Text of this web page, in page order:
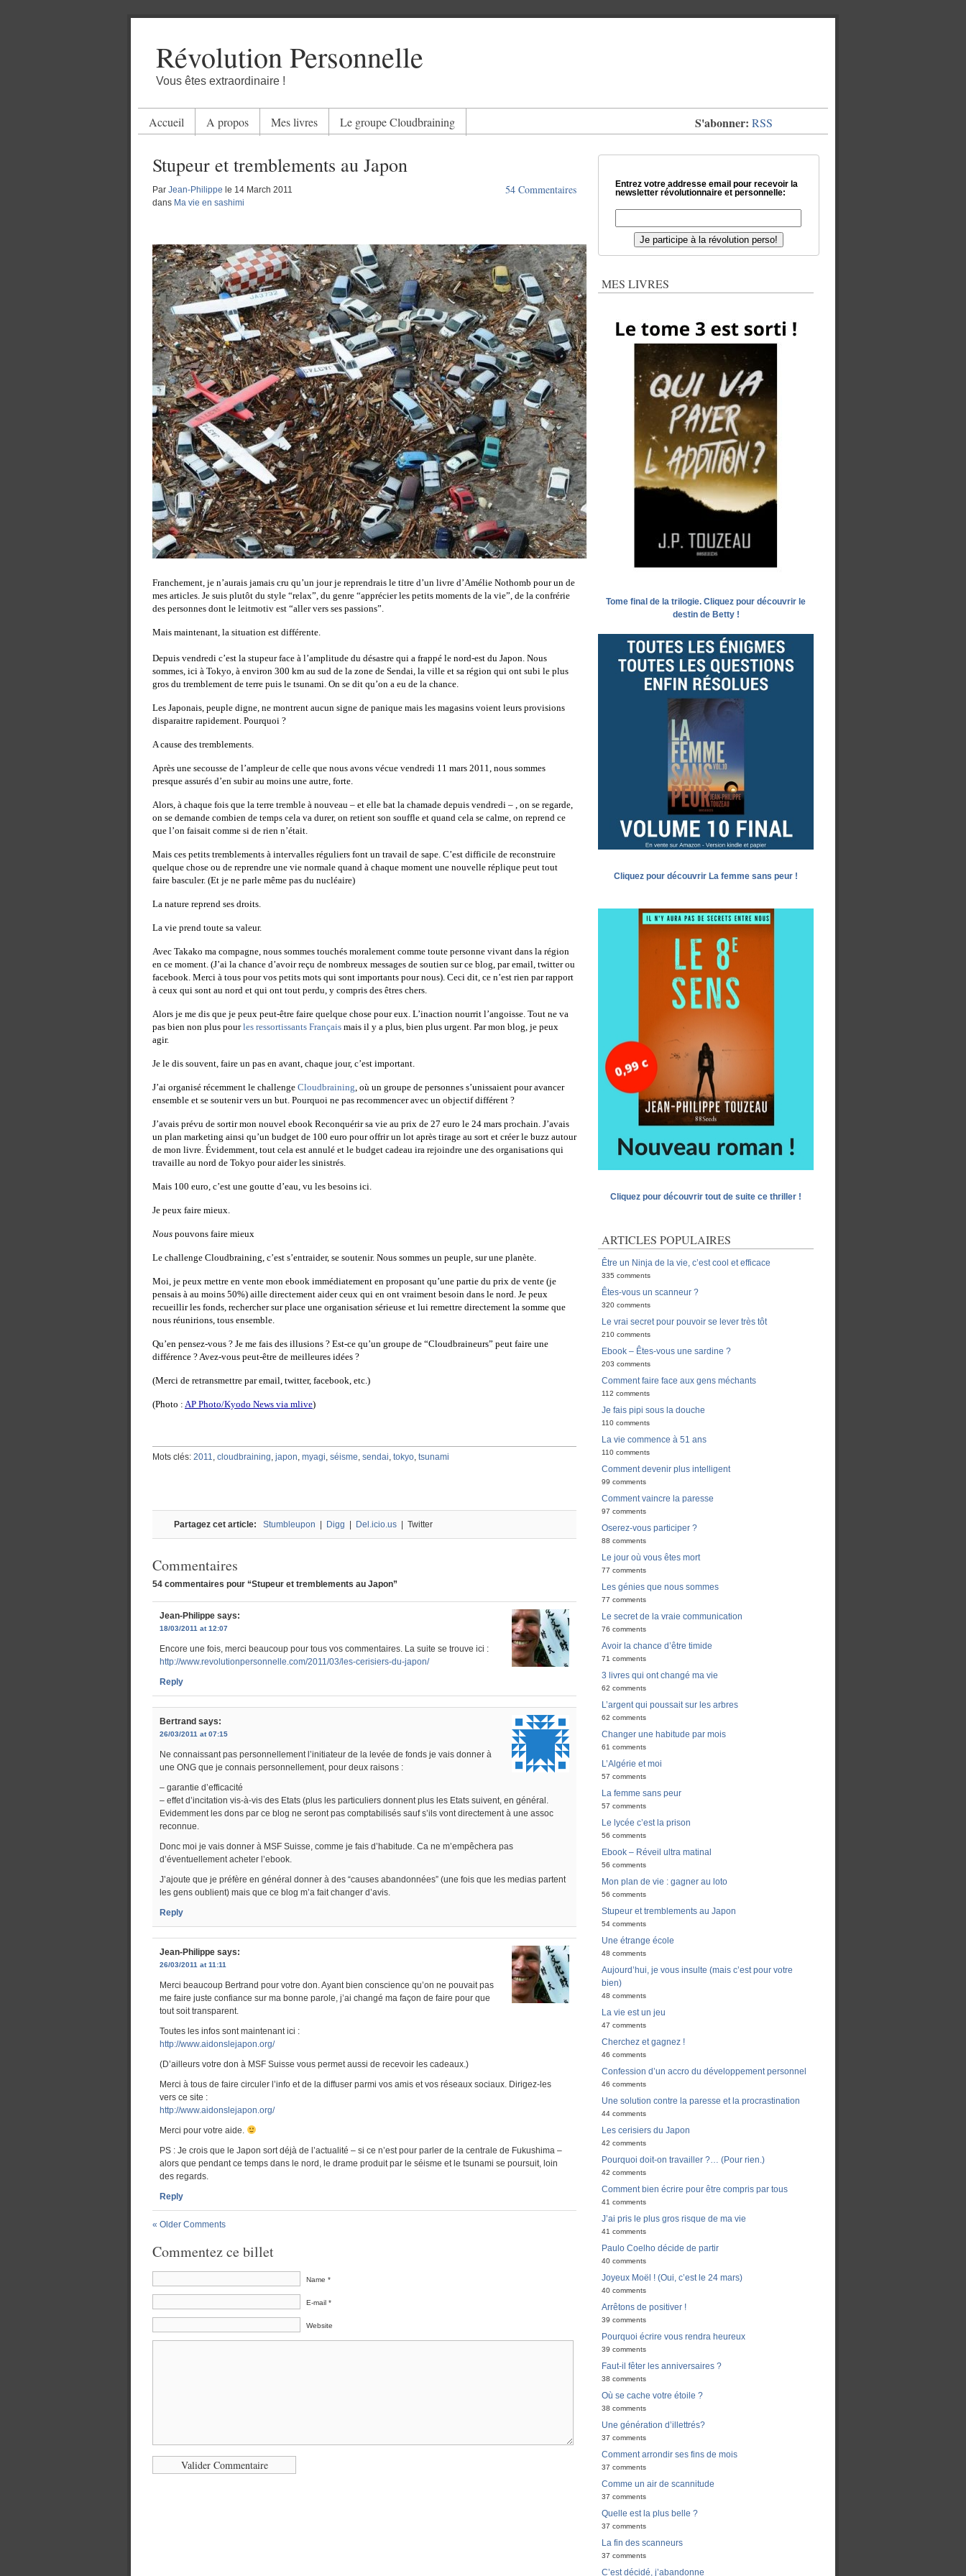
Révolution Personnelle
Vous êtes extraordinaire !
Accueil A propos Mes livres Le groupe Cloudbraining S'abonner: RSS
Stupeur et tremblements au Japon
Par Jean-Philippe le 14 March 2011
dans Ma vie en sashimi
54 Commentaires
Franchement, je n’aurais jamais cru qu’un jour je reprendrais le titre d’un livre d’Amélie Nothomb pour un de
mes articles. Je suis plutôt du style “relax”, du genre “apprécier les petits moments de la vie”, de la confrérie
des personnes dont le leitmotiv est “aller vers ses passions”.
Mais maintenant, la situation est différente.
Depuis vendredi c’est la stupeur face à l’amplitude du désastre qui a frappé le nord-est du Japon. Nous
sommes, ici à Tokyo, à environ 300 km au sud de la zone de Sendai, la ville et sa région qui ont subi le plus
gros du tremblement de terre puis le tsunami. On se dit qu’on a eu de la chance.
Les Japonais, peuple digne, ne montrent aucun signe de panique mais les magasins voient leurs provisions
disparaitre rapidement. Pourquoi ?
A cause des tremblements.
Après une secousse de l’ampleur de celle que nous avons vécue vendredi 11 mars 2011, nous sommes
presque assurés d’en subir au moins une autre, forte.
Alors, à chaque fois que la terre tremble à nouveau – et elle bat la chamade depuis vendredi – , on se regarde,
on se demande combien de temps cela va durer, on retient son souffle et quand cela se calme, on reprend ce
que l’on faisait comme si de rien n’était.
Mais ces petits tremblements à intervalles réguliers font un travail de sape. C’est difficile de reconstruire
quelque chose ou de reprendre une vie normale quand à chaque moment une nouvelle réplique peut tout
faire basculer. (Et je ne parle même pas du nucléaire)
La nature reprend ses droits.
La vie prend toute sa valeur.
Avec Takako ma compagne, nous sommes touchés moralement comme toute personne vivant dans la région
en ce moment. (J’ai la chance d’avoir reçu de nombreux messages de soutien sur ce blog, par email, twitter ou
facebook. Merci à tous pour vos petits mots qui sont importants pour nous). Ceci dit, ce n’est rien par rapport
à ceux qui sont au nord et qui ont tout perdu, y compris des êtres chers.
Alors je me dis que je peux peut-être faire quelque chose pour eux. L’inaction nourrit l’angoisse. Tout ne va
pas bien non plus pourles ressortissants Français mais il y a plus, bien plus urgent. Par mon blog, je peux
agir.
Je le dis souvent, faire un pas en avant, chaque jour, c’est important.
J’ai organisé récemment le challenge Cloudbraining, où un groupe de personnes s’unissaient pour avancer
ensemble et se soutenir vers un but. Pourquoi ne pas recommencer avec un objectif différent ?
J’avais prévu de sortir mon nouvel ebook Reconquérir sa vie au prix de 27 euro le 24 mars prochain. J’avais
un plan marketing ainsi qu’un budget de 100 euro pour offrir un lot après tirage au sort et créer le buzz autour
de mon livre. Évidemment, tout cela est annulé et le budget cadeau ira rejoindre une des organisations qui
travaille au nord de Tokyo pour aider les sinistrés.
Mais 100 euro, c’est une goutte d’eau, vu les besoins ici.
Je peux faire mieux.
Nous pouvons faire mieux
Le challenge Cloudbraining, c’est s’entraider, se soutenir. Nous sommes un peuple, sur une planète.
Moi, je peux mettre en vente mon ebook immédiatement en proposant qu’une partie du prix de vente (je
pensais à au moins 50%) aille directement aider ceux qui en ont vraiment besoin dans le nord. Je peux
recueillir les fonds, rechercher sur place une organisation sérieuse et lui remettre directement la somme que
nous réunirions, tous ensemble.
Qu’en pensez-vous ? Je me fais des illusions ? Est-ce qu’un groupe de “Cloudbraineurs” peut faire une
différence ? Avez-vous peut-être de meilleures idées ?
(Merci de retransmettre par email, twitter, facebook, etc.)
(Photo : AP Photo/Kyodo News via mlive)
Mots clés: 2011, cloudbraining, japon, myagi, séisme, sendai, tokyo, tsunami
Partagez cet article: Stumbleupon Digg Del.icio.us | Twitter
Commentaires
54 commentaires pour “Stupeur et tremblements au Japon”
Jean-Philippe says:
18/03/2011 at 12:07
Encore une fois, merci beaucoup pour tous vos commentaires. La suite se trouve ici :
http://www.revolutionpersonnelle.com/2011/03/les-cerisiers-du-japon/
Reply
Bertrand says:
26/03/2011 at 07:15
Ne connaissant pas personnellement l’initiateur de la levée de fonds je vais donner à
une ONG que je connais personnellement, pour deux raisons :
– garantie d’efficacité
– effet d’incitation vis-à-vis des Etats (plus les particuliers donnent plus les Etats suivent, en général.
Evidemment les dons par ce blog ne seront pas comptabilisés sauf s’ils vont directement à une assoc
reconnue.
Donc moi je vais donner à MSF Suisse, comme je fais d’habitude. Ca ne m’empêchera pas
d’éventuellement acheter l’ebook.
J’ajoute que je préfère en général donner à des “causes abandonnées” (une fois que les medias partent
les gens oublient) mais que ce blog m’a fait changer d’avis.
Reply
Jean-Philippe says:
26/03/2011 at 11:11
Merci beaucoup Bertrand pour votre don. Ayant bien conscience qu’on ne pouvait pas
me faire juste confiance sur ma bonne parole, j’ai changé ma façon de faire pour que
tout soit transparent.
Toutes les infos sont maintenant ici :
http://www.aidonslejapon.org/
(D’ailleurs votre don à MSF Suisse vous permet aussi de recevoir les cadeaux.)
Merci à tous de faire circuler l’info et de la diffuser parmi vos amis et vos réseaux sociaux. Dirigez-les
vers ce site :
http://www.aidonslejapon.org/
Merci pour votre aide.
PS : Je crois que le Japon sort déjà de l’actualité – si ce n’est pour parler de la centrale de Fukushima –
alors que pendant ce temps dans le nord, le drame produit par le séisme et le tsunami se poursuit, loin
des regards.
Reply
« Older Comments
Commentez ce billet
Name *
E-mail *
Website
Entrez votre addresse email pour recevoir la
newsletter révolutionnaire et personnelle:
MES LIVRES
Tome final de la trilogie. Cliquez pour découvrir le
destin de Betty !
Cliquez pour découvrir La femme sans peur !
Cliquez pour découvrir tout de suite ce thriller !
ARTICLES POPULAIRES
Être un Ninja de la vie, c’est cool et efficace
335 comments
Êtes-vous un scanneur ?
320 comments
Le vrai secret pour pouvoir se lever très tôt
210 comments
Ebook – Êtes-vous une sardine ?
203 comments
Comment faire face aux gens méchants
112 comments
Je fais pipi sous la douche
110 comments
La vie commence à 51 ans
110 comments
Comment devenir plus intelligent
99 comments
Comment vaincre la paresse
97 comments
Oserez-vous participer ?
88 comments
Le jour où vous êtes mort
77 comments
Les génies que nous sommes
77 comments
Le secret de la vraie communication
76 comments
Avoir la chance d’être timide
71 comments
3 livres qui ont changé ma vie
62 comments
L’argent qui poussait sur les arbres
62 comments
Changer une habitude par mois
61 comments
L’Algérie et moi
57 comments
La femme sans peur
57 comments
Le lycée c’est la prison
56 comments
Ebook – Réveil ultra matinal
56 comments
Mon plan de vie : gagner au loto
56 comments
Stupeur et tremblements au Japon
54 comments
Une étrange école
48 comments
Aujourd’hui, je vous insulte (mais c’est pour votre
bien)
48 comments
La vie est un jeu
47 comments
Cherchez et gagnez !
46 comments
Confession d’un accro du développement personnel
46 comments
Une solution contre la paresse et la procrastination
44 comments
Les cerisiers du Japon
42 comments
Pourquoi doit-on travailler ?… (Pour rien.)
42 comments
Comment bien écrire pour être compris par tous
41 comments
J’ai pris le plus gros risque de ma vie
41 comments
Paulo Coelho décide de partir
40 comments
Joyeux Moël ! (Oui, c’est le 24 mars)
40 comments
Arrêtons de positiver !
39 comments
Pourquoi écrire vous rendra heureux
39 comments
Faut-il fêter les anniversaires ?
38 comments
Où se cache votre étoile ?
38 comments
Une génération d’illettrés?
37 comments
Comment arrondir ses fins de mois
37 comments
Comme un air de scannitude
37 comments
Quelle est la plus belle ?
37 comments
La fin des scanneurs
37 comments
C’est décidé, j’abandonne